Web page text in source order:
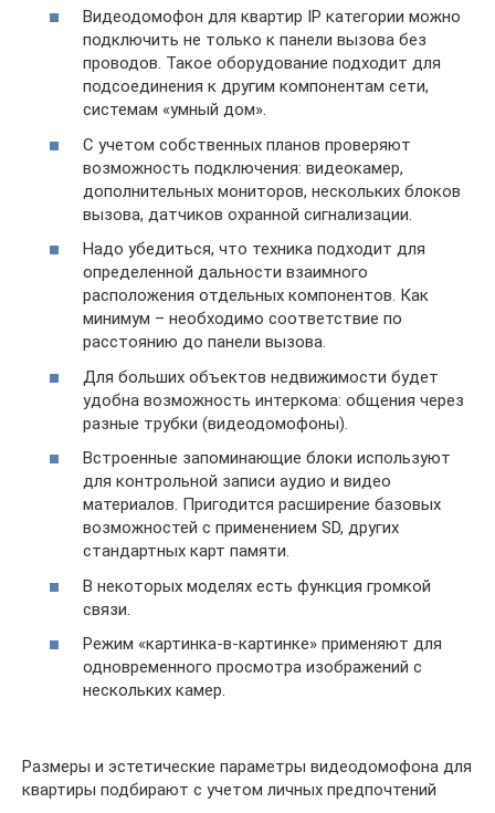
Видеодомофон для квартир IP категории можно
подключить не только к панели вызова без
проводов. Такое оборудование подходит для
подсоединения к другим компонентам сети,
системам «умный дом».
С учетом собственных планов проверяют
возможность подключения: видеокамер,
дополнительных мониторов, нескольких блоков
вызова, датчиков охранной сигнализации.
Надо убедиться, что техника подходит для
определенной дальности взаимного
расположения отдельных компонентов. Как
минимум – необходимо соответствие по
расстоянию до панели вызова.
Для больших объектов недвижимости будет
удобна возможность интеркома: общения через
разные трубки (видеодомофоны).
Встроенные запоминающие блоки используют
для контрольной записи аудио и видео
материалов. Пригодится расширение базовых
возможностей с применением SD, других
стандартных карт памяти.
В некоторых моделях есть функция громкой
связи.
Режим «картинка-в-картинке» применяют для
одновременного просмотра изображений с
нескольких камер.
Размеры и эстетические параметры видеодомофона для
квартиры подбирают с учетом личных предпочтений